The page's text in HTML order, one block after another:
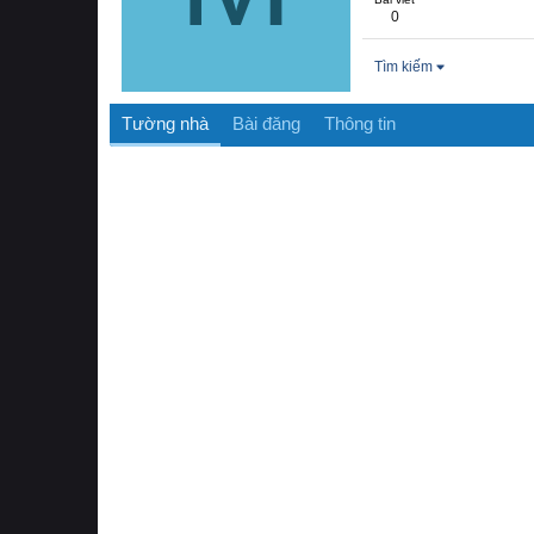
0
Tìm kiếm
Tường nhà Bài đăng Thông tin